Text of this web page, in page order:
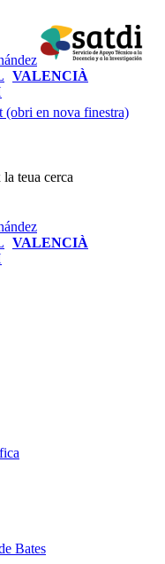
VALENCIÀ
(obri en nova finestra)
teua cerca
VALENCIÀ
Bates